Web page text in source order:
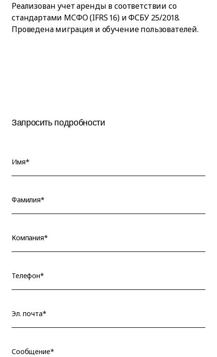
Реализован учет аренды в соответствии со
стандартами МСФО (IFRS 16) и ФСБУ 25/2018.
Проведена миграция и обучение пользователей.
Запросить подробности
Имя*
Фамилия*
Компания*
Телефон*
Эл. почта*
Сообщение*